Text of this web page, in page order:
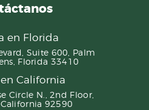
en Florida
Suite 600, Palm
Florida 33410
California
Circle N., 2nd Floor,
92590